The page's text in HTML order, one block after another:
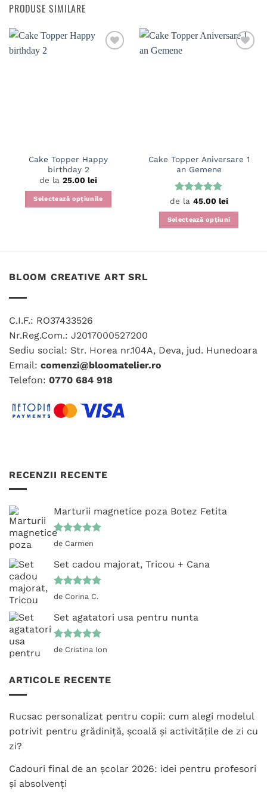
PRODUSE SIMILARE
Cake Topper Happy
birthday 2
de la 25.00 lei
Selectează opțiunile
variații.
alese
în
pagina
produsului.
Cake Topper Aniversare 1
an Gemene
Evaluat la
5din 5
de la 45.00 lei
Selectează opțiuni
alese
BLOOM CREATIVE ART SRL
C.I.F.: RO37433526
Nr.Reg.Com.: J2017000527200
Sediu social: Str. Horea nr.104A, Deva, jud. Hunedoara
Email: comenzi@bloomatelier.ro
Telefon: 0770 684 918
RECENZII RECENTE
Marturii magnetice poza Botez Fetita
Evaluat la
de Carmen
Set cadou majorat, Tricou + Cana
Evaluat la
de Corina C.
Set agatatori usa pentru nunta
Evaluat la
de Cristina Ion
ARTICOLE RECENTE
Rucsac personalizat pentru copii: cum alegi modelul
potrivit pentru grădiniță, școală și activitățile de zi cu
zi?
Cadouri final de an școlar 2026: idei pentru profesori
și absolvenți